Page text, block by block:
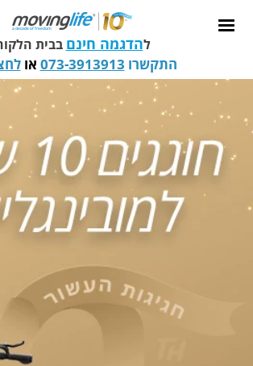
להדגמה חינם בבית
התקשרו 073-3913913 או